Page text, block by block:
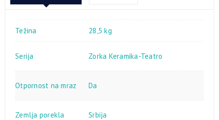
Težina 28,5 kg
Serija Zorka Keramika-Teatro
Otpornost na mraz Da
Zemlja porekla Srbija